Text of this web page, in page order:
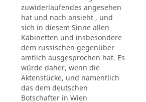
zuwiderlaufendes angesehen
hat und noch ansieht , und
sich in diesem Sinne allen
Kabinetten und insbesondere
dem russischen gegenüber
amtlich ausgesprochen hat. Es
würde daher, wenn die
Aktenstücke, und namentlich
das dem deutschen
Botschafter in Wien